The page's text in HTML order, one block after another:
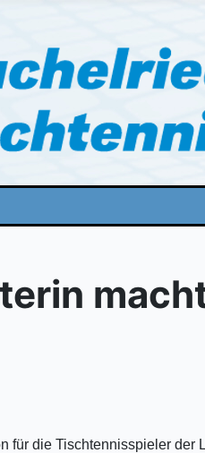
für die Tischtennisspieler